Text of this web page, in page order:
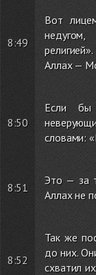
8:49
Вот
Аллах —
8:50
Если бы
словами:
8:51
Это — за
Аллах не
8:52
Так же
до них.
схватил